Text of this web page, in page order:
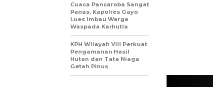
Cuaca Pancaroba Sangat
Panas, Kapolres Gayo
Lues Imbau Warga
Waspada Karhutla
KPH Wilayah VIII Perkuat
Pengamanan Hasil
Hutan dan Tata Niaga
Getah Pinus